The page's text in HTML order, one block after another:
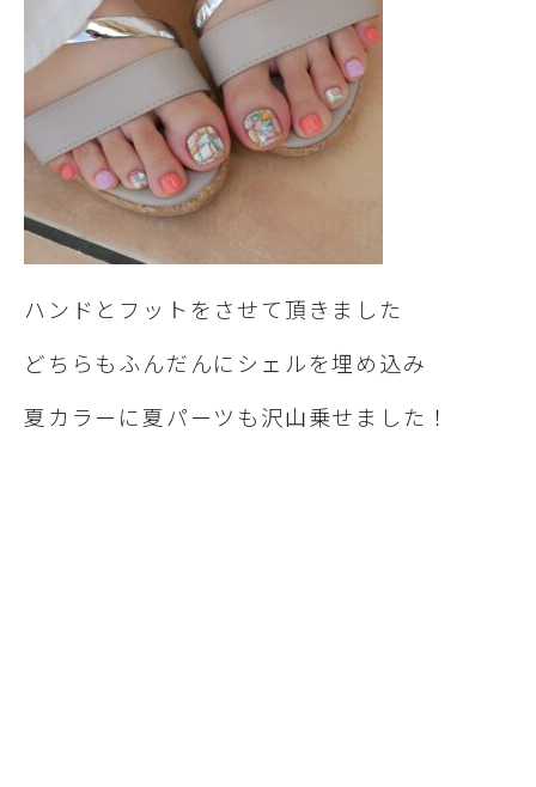
ハンドとフットをさせて頂きました
どちらもふんだんにシェルを埋め込み
夏カラーに夏パーツも沢山乗せました！